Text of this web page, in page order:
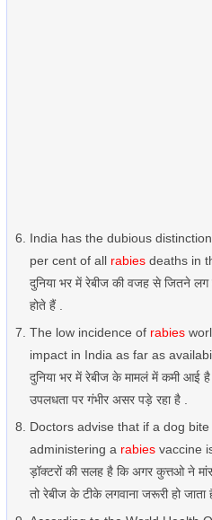
India has the dubious
per cent of all rabies deaths in
दुनिया भर में रेबीज की वजह से जितने
होते हैं .
The low incidence of rabies
impact in India as far as
दुनिया भर में रेबीज के मामलं में कमी आई
उपलधता पर गंभीर असर पड़े रहा है .
Doctors advise that if a dog
administering a rabies vaccine
ड़ॉक्टरों की सलह है कि अगर कुत्तओ ने
तो रेबीज के टीके लगवाना जरूरी हो जाता है